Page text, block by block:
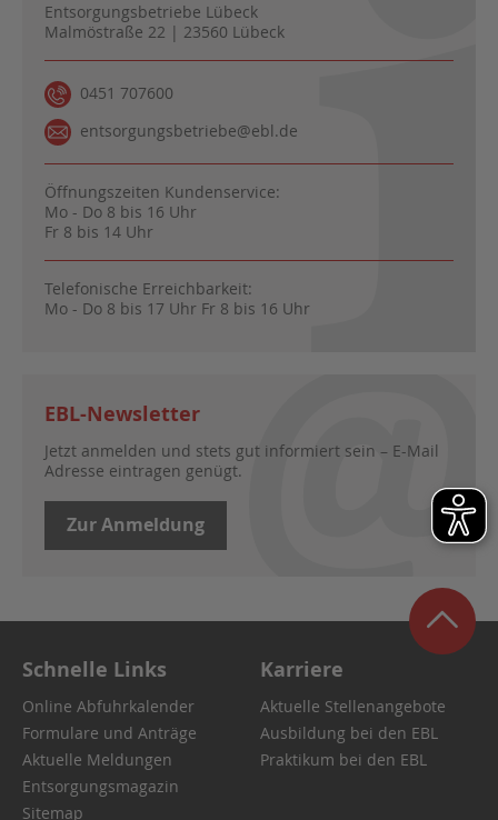
Entsorgungsbetriebe Lübeck
Malmöstraße 22 | 23560 Lübeck
0451 707600
entsorgungsbetriebe@ebl.de
Öffnungszeiten Kundenservice:
Mo - Do 8 bis 16 Uhr
Fr 8 bis 14 Uhr
Telefonische Erreichbarkeit:
Mo - Do 8 bis 17 Uhr Fr 8 bis 16 Uhr
EBL-Newsletter
Jetzt anmelden und stets gut informiert sein – E-Mail
Adresse eintragen genügt.
Zur Anmeldung
Schnelle Links
Online Abfuhrkalender
Formulare und Anträge
Aktuelle Meldungen
Entsorgungsmagazin
Sitemap
Karriere
Aktuelle Stellenangebote
Ausbildung bei den EBL
Praktikum bei den EBL